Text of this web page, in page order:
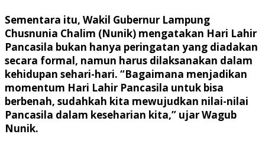
Sementara itu, Wakil Gubernur Lampung
Chusnunia Chalim (Nunik) mengatakan Hari Lahir
Pancasila bukan hanya peringatan yang diadakan
secara formal, namun harus dilaksanakan dalam
kehidupan sehari-hari. “Bagaimana menjadikan
momentum Hari Lahir Pancasila untuk bisa
berbenah, sudahkah kita mewujudkan nilai-nilai
Pancasila dalam keseharian kita,” ujar Wagub
Nunik.